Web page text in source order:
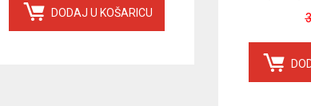
DODAJ U KOŠARICU